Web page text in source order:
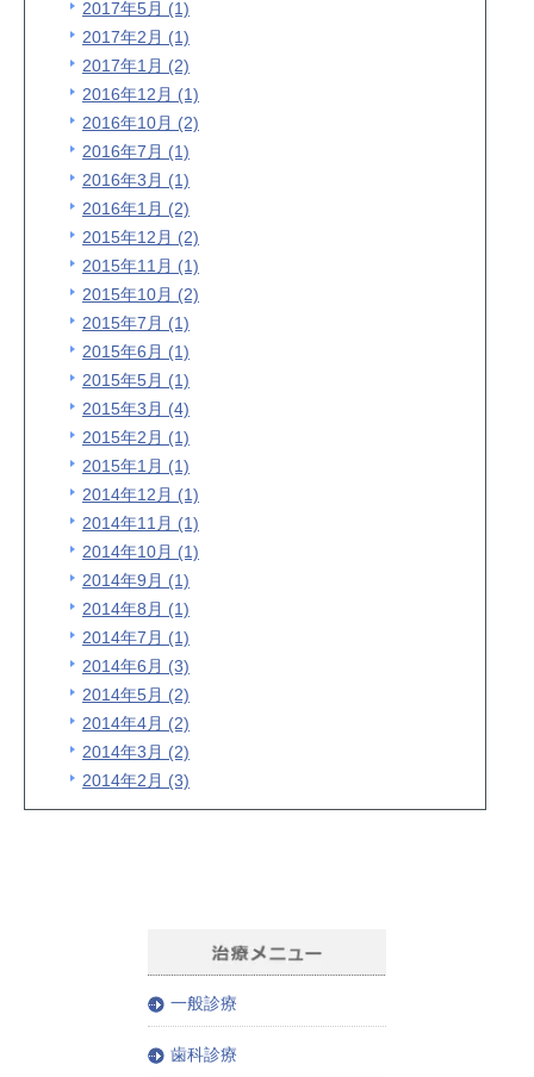
2017年5月 (1)
2017年2月 (1)
2017年1月 (2)
2016年12月 (1)
2016年10月 (2)
2016年7月 (1)
2016年3月 (1)
2016年1月 (2)
2015年12月 (2)
2015年11月 (1)
2015年10月 (2)
2015年7月 (1)
2015年6月 (1)
2015年5月 (1)
2015年3月 (4)
2015年2月 (1)
2015年1月 (1)
2014年12月 (1)
2014年11月 (1)
2014年10月 (1)
2014年9月 (1)
2014年8月 (1)
2014年7月 (1)
2014年6月 (3)
2014年5月 (2)
2014年4月 (2)
2014年3月 (2)
2014年2月 (3)
一般診療
歯科診療